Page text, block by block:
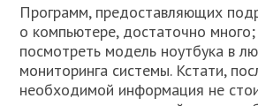
Программ, предоставляющих
о компьютере, достаточно
посмотреть модель ноутбука в
мониторинга системы. Кстати,
необходимой информация не